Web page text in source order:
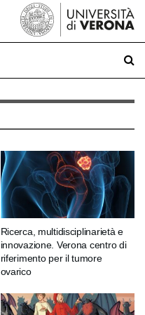
Ricerca, multidisciplinarietà e
innovazione. Verona centro di
riferimento per il tumore
ovarico